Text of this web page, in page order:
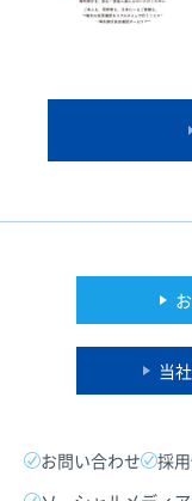
当
お問い合わせ 採